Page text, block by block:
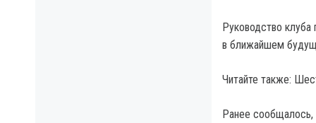
Руководство
в ближайшем
Читайте также:
Ранее сообщалось,